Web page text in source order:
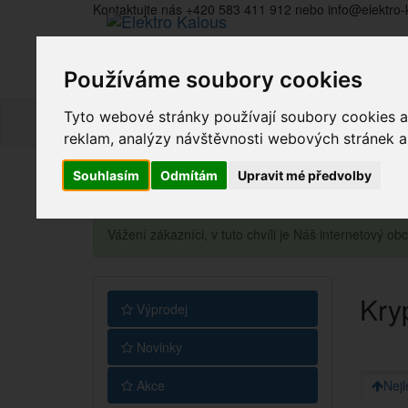
Používáme soubory cookies
Tyto webové stránky používají soubory cookies
reklam, analýzy návštěvnosti webových stránek
Souhlasím Odmítám Upravit mé předvolby
Kontaktujte nás +420 583 411 912 nebo
Vážení zákazníci, v tuto chvíli je Náš internetový
Výprodej
Novinky
Akce